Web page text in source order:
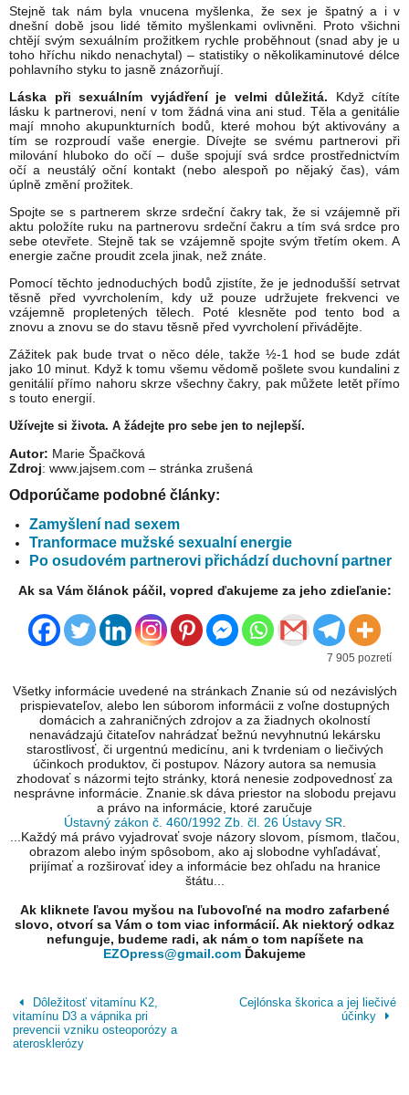
Stejně tak nám byla vnucena myšlenka, že sex je špatný a i v
dnešní době jsou lidé těmito myšlenkami ovlivněni. Proto všichni
chtějí svým sexuálním prožitkem rychle proběhnout (snad aby je u
toho hříchu nikdo nenachytal) – statistiky o několikaminutové délce
pohlavního styku to jasně znázorňují.
Láska při sexuálním vyjádření je velmi důležitá. Když cítíte
lásku k partnerovi, není v tom žádná vina ani stud. Těla a genitálie
mají mnoho akupunkturních bodů, které mohou být aktivovány a
tím se rozproudí vaše energie. Dívejte se svému partnerovi při
milování hluboko do očí – duše spojují svá srdce prostřednictvím
očí a neustálý oční kontakt (nebo alespoň po nějaký čas), vám
úplně změní prožitek.
Spojte se s partnerem skrze srdeční čakry tak, že si vzájemně při
aktu položíte ruku na partnerovu srdeční čakru a tím svá srdce pro
sebe otevřete. Stejně tak se vzájemně spojte svým třetím okem. A
energie začne proudit zcela jinak, než znáte.
Pomocí těchto jednoduchých bodů zjistíte, že je jednodušší setrvat
těsně před vyvrcholením, kdy už pouze udržujete frekvenci ve
vzájemně propletených tělech. Poté klesněte pod tento bod a
znovu a znovu se do stavu těsně před vyvrcholení přivádějte.
Zážitek pak bude trvat o něco déle, takže ½-1 hod se bude zdát
jako 10 minut. Když k tomu všemu vědomě pošlete svou kundalini z
genitálií přímo nahoru skrze všechny čakry, pak můžete letět přímo
s touto energií.
Užívejte si života. A žádejte pro sebe jen to nejlepší.
Autor: Marie Špačková
Zdroj: www.jajsem.com – stránka zrušená
Odporúčame podobné články:
Zamyšlení nad sexem
Tranformace mužské sexualní energie
Po osudovém partnerovi přichádzí duchovní partner
Ak sa Vám článok páčil, vopred ďakujeme za jeho zdieľanie:
7 905 pozretí
Všetky informácie uvedené na stránkach Znanie sú od nezávislých
prispievateľov, alebo len súborom informácii z voľne dostupných
domácich a zahraničných zdrojov a za žiadnych okolností
nenavádzajú čitateľov nahrádzať bežnú nevyhnutnú lekársku
starostlivosť, či urgentnú medicínu, ani k tvrdeniam o liečivých
účinkoch produktov, či postupov. Názory autora sa nemusia
zhodovať s názormi tejto stránky, ktorá nenesie zodpovednosť za
nesprávne informácie. Znanie.sk dáva priestor na slobodu prejavu
a právo na informácie, ktoré zaručuje
Ústavný zákon č. 460/1992 Zb. čl. 26 Ústavy SR
...Každý má právo vyjadrovať svoje názory slovom, písmom, tlačou,
obrazom alebo iným spôsobom, ako aj slobodne vyhľadávať,
prijímať a rozširovať idey a informácie bez ohľadu na hranice
štátu...
Ak kliknete ľavou myšou na ľubovoľné na modro zafarbené
slovo, otvorí sa Vám o tom viac informácií. Ak niektorý odkaz
nefunguje, budeme radi, ak nám o tom napíšete na
EZOpress@gmail.com Ďakujeme
Dôležitosť vitamínu K2,
vitamínu D3 a vápnika pri
prevencii vzniku osteoporózy a
aterosklerózy
Cejlónska škorica a jej liečivé
účinky